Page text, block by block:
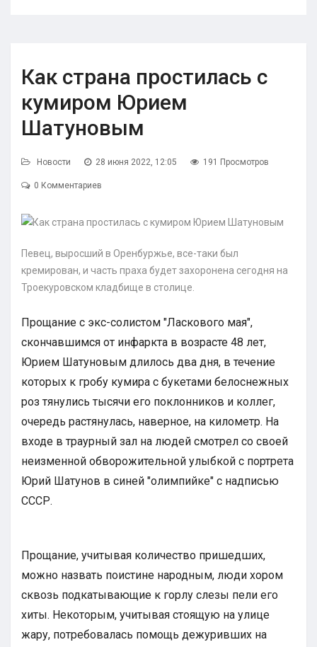
Как страна простилась с
кумиром Юрием
Шатуновым
Новости 28 июня 2022, 12:05 191 Просмотров
0 Комментариев
Певец, выросший в Оренбуржье, все-таки был
кремирован, и часть праха будет захоронена сегодня на
Троекуровском кладбище в столице.
Прощание с экс-солистом "Ласкового мая",
скончавшимся от инфаркта в возрасте 48 лет,
Юрием Шатуновым длилось два дня, в течение
которых к гробу кумира с букетами белоснежных
роз тянулись тысячи его поклонников и коллег,
очередь растянулась, наверное, на километр. На
входе в траурный зал на людей смотрел со своей
неизменной обворожительной улыбкой с портрета
Юрий Шатунов в синей "олимпийке" с надписью
СССР.
Прощание, учитывая количество пришедших,
можно назвать поистине народным, люди хором
сквозь подкатывающие к горлу слезы пели его
хиты. Некоторым, учитывая стоящую на улице
жару, потребовалась помощь дежуривших на